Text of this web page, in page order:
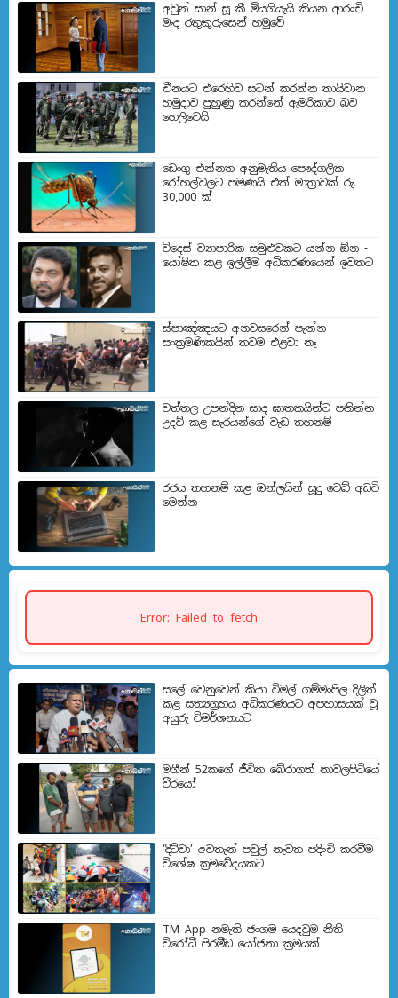
අවුන් සාන් සූ කී මියගියැයි කියන ආරංචි
මැද රතුකුරුසෙන් හමුවේ
චීනයට එරෙහිව සටන් කරන්න තායිවාන
හමුදාව පුහුණු කරන්නේ ඇමරිකාව බව
හෙලිවෙයි
ඩෙංගු එන්නත අනුමැතිය පෞද්ගලික
රෝහල්වලට පමණයි එක් මාත්‍රාවක් රු.
30,000 ක්
විදෙස් ව්‍යාපාරික සමුළුවකට යන්න ඕන -
යෝෂිත කළ ඉල්ලීම අධිකරණයෙන් ඉවතට
ස්පාඤ්ඤයට අනවසරෙන් පැන්න
සංක්‍රමණිකයින් තවම එළවා නෑ
වත්තල උපන්දින සාද ඝාතකයින්ට පනින්න
උදව් කළ සැරයන්ගේ වැඩ තහනම්
රජය තහනම් කළ ඔන්ලයින් සූදු වෙබ් අඩවි
මෙන්න
Error: Failed to fetch
සලේ වෙනුවෙන් කියා විමල් ගම්මංපිල දිලිත්
කළ සත්‍යග්‍රහය අධිකරණයට අපහාසයක් වූ
අයුරු විමර්ශනයට
මගීන් 52කගේ ජීවිත බේරා­ගත් නාව­ල­පි­ටියේ
වීරයෝ
‘දිට්වා’ අවතැන් පවුල් නැවත පදිංචි කරවීම
විශේෂ ක්‍රමවේදයකට
TM App නමැති ජංගම යෙදවුම නීති
විරෝධී පිරමීඩ යෝජනා ක්‍රමයක්